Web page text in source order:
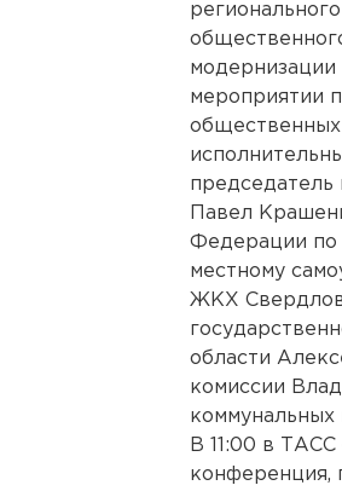
модернизации
мероприятии
общественных
председатель
Павел
Федерации по
местному
ЖКХ
области
комиссии
В 11:00 в
конференция,